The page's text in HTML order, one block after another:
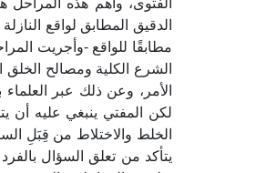
الدقيق المطابق لواقع
مطابقًا للواقع -وأجريت
الشرع الكلية ومصالح
الأمر، وعن ذلك عبر
لكن المفتي ينبغي عليه أن
الخلط والاختلاط من قِبَلِ
يتأكد من تعلق السؤال